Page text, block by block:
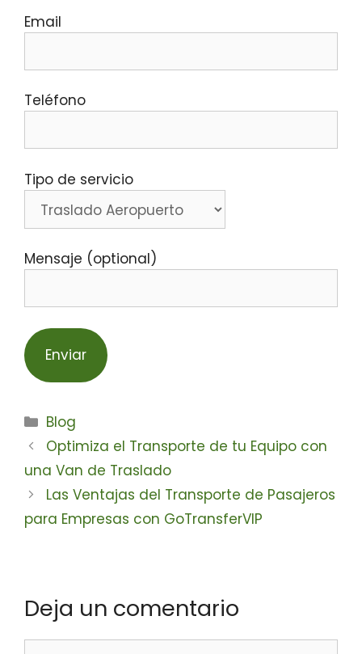
Email
Teléfono
Tipo de servicio
Mensaje (optional)
Blog
Optimiza el Transporte de tu Equipo con
una Van de Traslado
Las Ventajas del Transporte de Pasajeros
para Empresas con GoTransferVIP
Deja un comentario